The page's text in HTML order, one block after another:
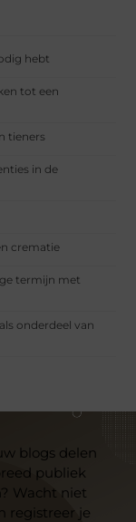
hebt
tot een
tieners
in de
crematie
termijn met
onderdeel van
blogs delen
publiek
Wacht niet
registreer je